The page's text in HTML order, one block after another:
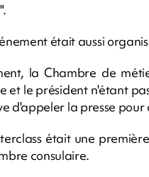
était aussi
la Chambre de
et le président n'étant
d'appeler la presse pour
était une
consulaire.